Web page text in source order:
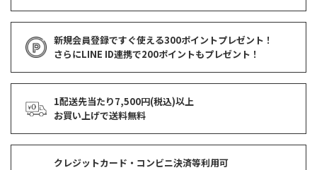
新規会員登録ですぐ使える300ポイントプレゼント！
さらにLINE ID連携で200ポイントもプレゼント！
1配送先当たり7,500円(税込)以上
お買い上げで送料無料
クレジットカード・コンビニ決済等利用可